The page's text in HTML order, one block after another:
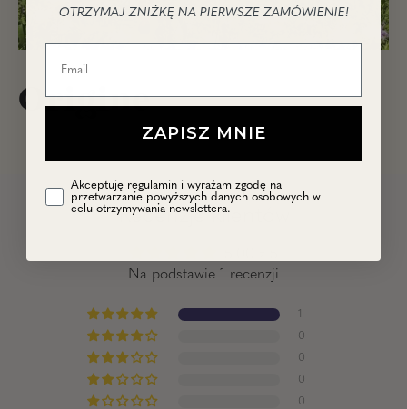
Origine
Recenzje klientów
Na podstawie 1 recenzji
1
0
0
0
0
OTRZYMAJ ZNIŻKĘ NA PIERWSZE ZAMÓWIENIE!
ZAPISZ MNIE
Akceptuję regulamin i wyrażam zgodę na
przetwarzanie powyższych danych osobowych w
celu otrzymywania newslettera.